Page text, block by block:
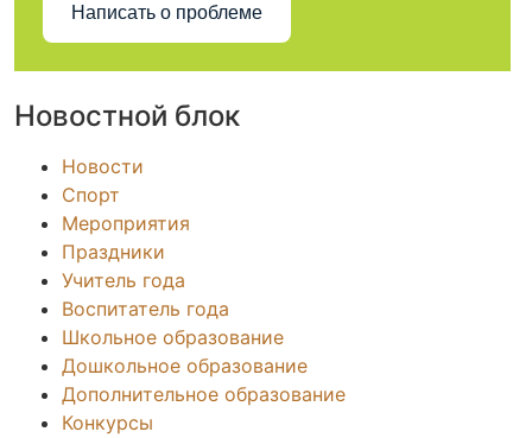
Написать о проблеме
Новостной блок
Новости
Спорт
Мероприятия
Праздники
Учитель года
Воспитатель года
Школьное образование
Дошкольное образование
Дополнительное образование
Конкурсы